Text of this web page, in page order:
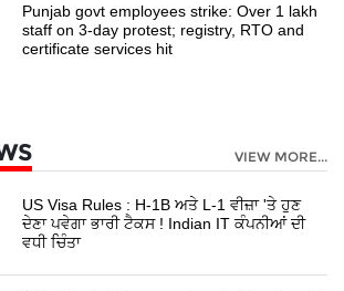
Punjab govt employees strike: Over 1 lakh
staff on 3-day protest; registry, RTO and
certificate services hit
VIEW MORE...
US Visa Rules : H-1B ਅਤੇ L-1 ਵੀਜ਼ਾ 'ਤੇ ਹੁਣ
ਦੇਣਾ ਪਵੇਗਾ ਭਾਰੀ ਟੈਕਸ ! Indian IT ਕੰਪਨੀਆਂ ਦੀ
ਵਧੀ ਚਿੰਤਾ